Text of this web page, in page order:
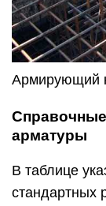
Армирующий
арматуры
В таблице
стандартных